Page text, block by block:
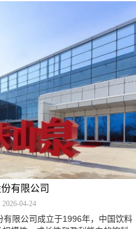
有限公司
2026-04-24